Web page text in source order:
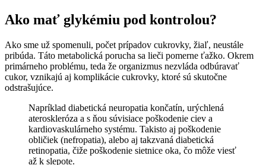
Ako mať glykémiu pod kontrolou?
Ako sme už spomenuli, počet prípadov cukrovky, žiaľ, neustále
pribúda. Táto metabolická porucha sa lieči pomerne ťažko. Okrem
primárneho problému, teda že organizmus nezvláda odbúravať
cukor, vznikajú aj komplikácie cukrovky, ktoré sú skutočne
odstrašujúce.
Napríklad diabetická neuropatia končatín, urýchlená
ateroskleróza a s ňou súvisiace poškodenie ciev a
kardiovaskulárneho systému. Takisto aj poškodenie
obličiek (nefropatia), alebo aj takzvaná diabetická
retinopatia, čiže poškodenie sietnice oka, čo môže viesť
až k slepote.